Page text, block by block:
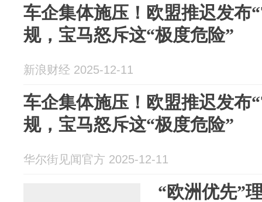
车企集体施压！欧盟推迟发布
规，宝马怒斥这“极度危险”
新浪财经 2025-12-11
车企集体施压！欧盟推迟发布
规，宝马怒斥这“极度危险”
华尔街见闻官方 2025-12-11
“欧洲优先”